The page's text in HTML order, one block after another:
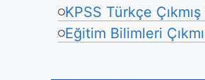
KPSS Türkçe
Eğitim Bilimleri